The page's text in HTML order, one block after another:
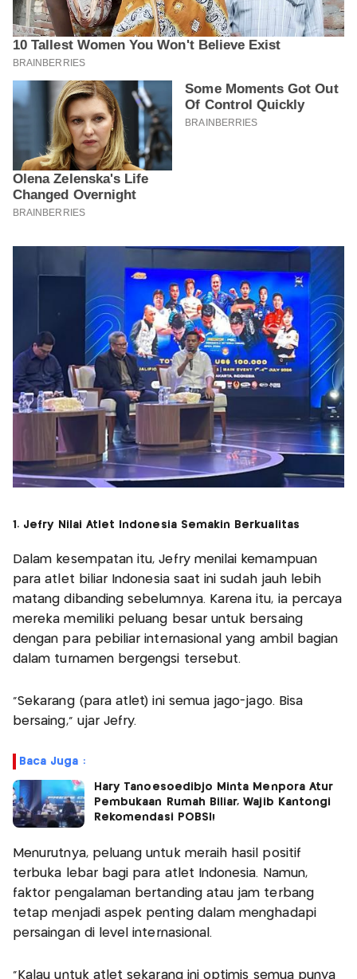
1. Jefry Nilai Atlet Indonesia Semakin Berkualitas
Dalam kesempatan itu, Jefry menilai kemampuan
para atlet biliar Indonesia saat ini sudah jauh lebih
matang dibanding sebelumnya. Karena itu, ia percaya
mereka memiliki peluang besar untuk bersaing
dengan para pebiliar internasional yang ambil bagian
dalam turnamen bergengsi tersebut.
"Sekarang (para atlet) ini semua jago-jago. Bisa
bersaing," ujar Jefry.
Baca Juga :
Hary Tanoesoedibjo Minta Menpora Atur
Pembukaan Rumah Biliar, Wajib Kantongi
Rekomendasi POBSI!
Menurutnya, peluang untuk meraih hasil positif
terbuka lebar bagi para atlet Indonesia. Namun,
faktor pengalaman bertanding atau jam terbang
tetap menjadi aspek penting dalam menghadapi
persaingan di level internasional.
"Kalau untuk atlet sekarang ini optimis semua punya